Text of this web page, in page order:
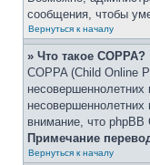
сообщения, чтобы
Вернуться к началу
» Что такое COPPA?
COPPA (Child Online
внимание, что
Примечание
Вернуться к началу